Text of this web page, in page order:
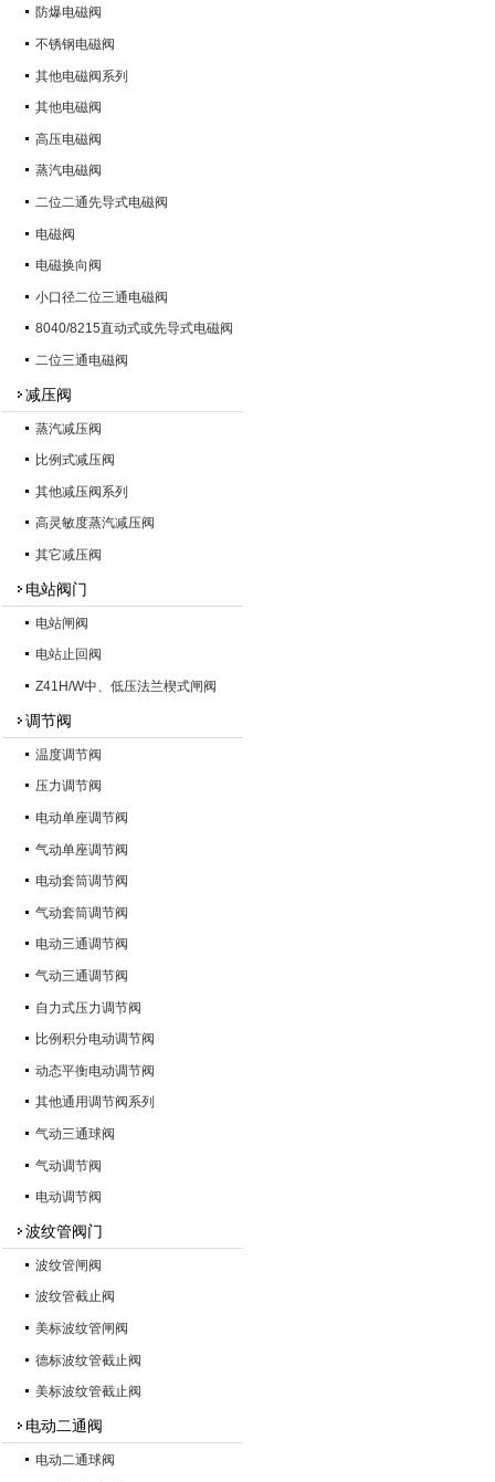
防爆电磁阀
不锈钢电磁阀
其他电磁阀系列
其他电磁阀
高压电磁阀
蒸汽电磁阀
二位二通先导式电磁阀
电磁阀
电磁换向阀
小口径二位三通电磁阀
8040/8215直动式或先导式电磁阀
二位三通电磁阀
减压阀
蒸汽减压阀
比例式减压阀
其他减压阀系列
高灵敏度蒸汽减压阀
其它减压阀
电站阀门
电站闸阀
电站止回阀
Z41H/W中、低压法兰楔式闸阀
调节阀
温度调节阀
压力调节阀
电动单座调节阀
气动单座调节阀
电动套筒调节阀
气动套筒调节阀
电动三通调节阀
气动三通调节阀
自力式压力调节阀
比例积分电动调节阀
动态平衡电动调节阀
其他通用调节阀系列
气动三通球阀
气动调节阀
电动调节阀
波纹管阀门
波纹管闸阀
波纹管截止阀
美标波纹管闸阀
德标波纹管截止阀
美标波纹管截止阀
电动二通阀
电动二通球阀